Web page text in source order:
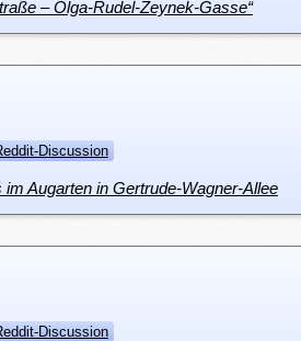
– Olga-Rudel-Zeynek-Gasse“
Discussion
Augarten in Gertrude-Wagner-Allee
Discussion